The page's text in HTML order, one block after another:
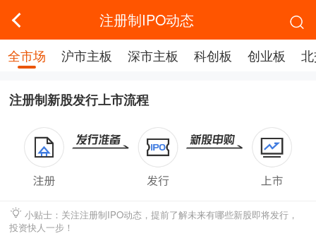
注册制IPO动态
全市场 沪市主板 深市主板 科创板 创业板
注册制新股发行上市流程
小贴士：关注注册制IPO动态，提前了解未来有哪些新股即将发行，
投资快人一步！